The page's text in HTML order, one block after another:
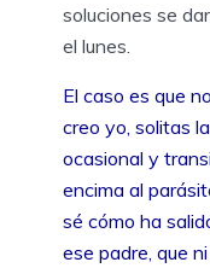
soluciones se
el lunes.
El caso es que
creo yo, solitas
ocasional y
encima al
sé cómo ha
ese padre, que